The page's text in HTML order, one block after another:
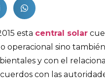
esta central solar
operacional sino
y con el
con las